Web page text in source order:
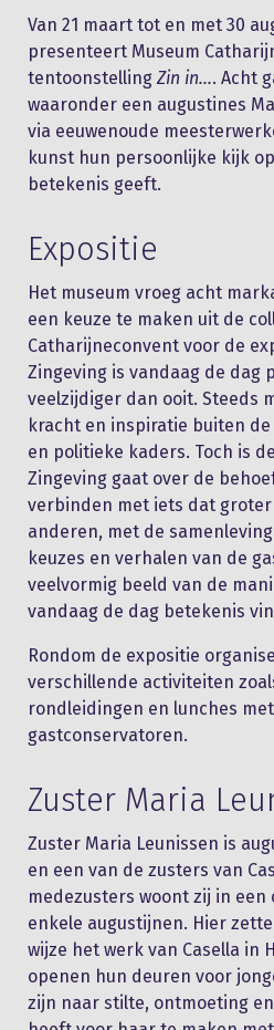
Van 21 maart tot en met 30
presenteert Museum
tentoonstelling Zin in…. Acht
waaronder een augustines
via eeuwenoude
kunst hun persoonlijke kijk
betekenis geeft.
Expositie
Het museum vroeg acht
een keuze te maken uit de
Catharijneconvent voor de
Zingeving is vandaag de dag
veelzijdiger dan ooit. Steeds
kracht en inspiratie buiten
en politieke kaders. Toch is
Zingeving gaat over de
verbinden met iets dat
anderen, met de samenleving
keuzes en verhalen van de
veelvormig beeld van de
vandaag de dag betekenis
Rondom de expositie
verschillende activiteiten
rondleidingen en lunches
gastconservatoren.
Zuster Maria
Zuster Maria Leunissen is
en een van de zusters van
medezusters woont zij in
enkele augustijnen. Hier
wijze het werk van Casella in
openen hun deuren voor
zijn naar stilte, ontmoeting